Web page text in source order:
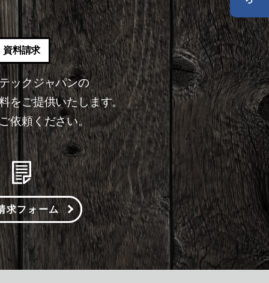
資料請求
ックジャパンの
をご提供いたします。
依頼ください。
求フォーム